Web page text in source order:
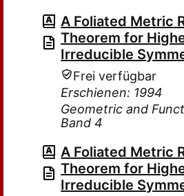
A Foliated Metric
Theorem for
Irreducible
Frei verfügbar
Erschienen: 1994
Geometric and
Band 4
A Foliated Metric
Theorem for
Irreducible